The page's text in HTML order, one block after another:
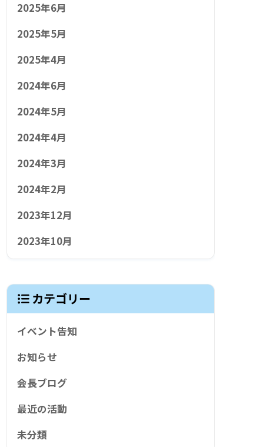
2025年6月
2025年5月
2025年4月
2024年6月
2024年5月
2024年4月
2024年3月
2024年2月
2023年12月
2023年10月
カテゴリー
イベント告知
お知らせ
会長ブログ
最近の活動
未分類